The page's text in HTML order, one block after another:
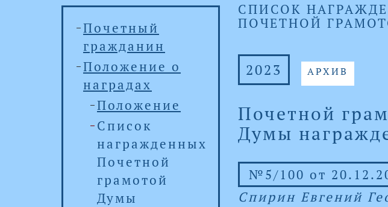
Почетный
гражданин
Положение о
наградах
Положение
Список
награжденных
Почетной
грамотой
Думы
СПИСОК
ПОЧЕТНОЙ
2023 АРХИВ
Почетной
Думы
№5/100 от
Спирин Евгений